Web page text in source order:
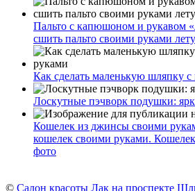
Пальто с капюшоном и рукавом
сшить пальто своими руками
Как сделать маленькую шляпку
Лоскутные пэчворк подушки:
Кошелек из джинсы своими
кошелек своими руками.
фото
© Салон красоты Лак на проспекте